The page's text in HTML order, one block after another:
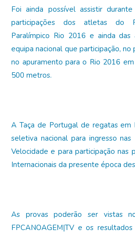
Foi ainda possível assistir
participações dos atletas do
Paralímpico Rio 2016 e ainda das
equipa nacional que participação,
no apuramento para o Rio 2016
500 metros.
A Taça de Portugal de regatas em
seletiva nacional para ingresso nas
Velocidade e para participação nas
Internacionais da presente época
As provas poderão ser vistas
FPCANOAGEM|TV e os